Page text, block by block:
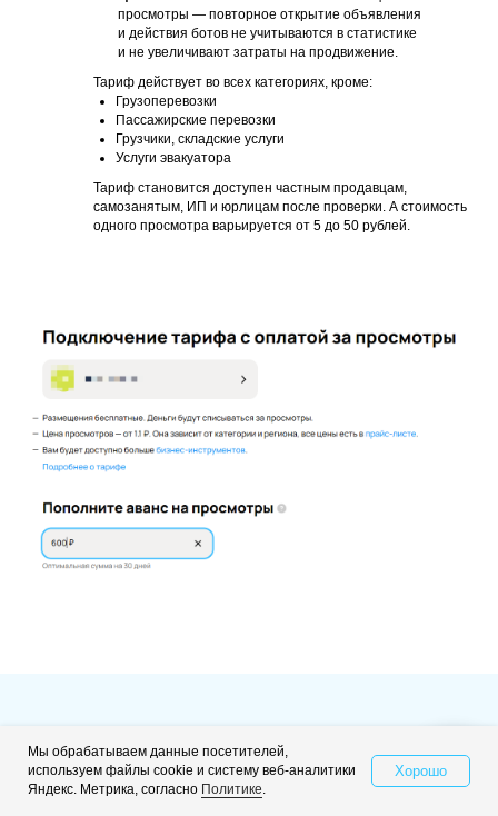
просмотры — повторное открытие объявления
и действия ботов не учитываются в статистике
и не увеличивают затраты на продвижение.
Тариф действует во всех категориях, кроме:
Грузоперевозки
Пассажирские перевозки
Грузчики, складские услуги
Услуги эвакуатора
Тариф становится доступен частным продавцам,
самозанятым, ИП и юрлицам после проверки. А стоимость
одного просмотра варьируется от 5 до 50 рублей.
Получайте в 2 раза больше
клиентов из Авито при том же
Свяжитесь с нами
Мы обрабатываем данные посетителей,
используем файлы cookie и систему веб-аналитики
Яндекс. Метрика, согласно Политике.
Хорошо